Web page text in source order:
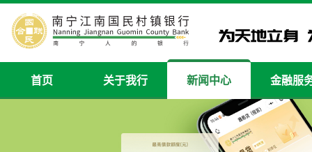
首页 关于我行 新闻中心 金融服